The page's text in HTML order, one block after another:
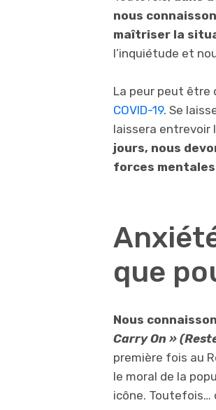
nous
maîtriser la
l’inquiétude et
La peur peut être
COVID-19. Se
laissera entrevoir
jours, nous
forces
que
Nous
Carry On »
première fois au
le moral de la
icône. Toutefois…